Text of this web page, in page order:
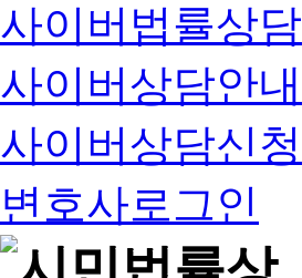
사이버법률상담
사이버상담안내
사이버상담신청
변호사로그인